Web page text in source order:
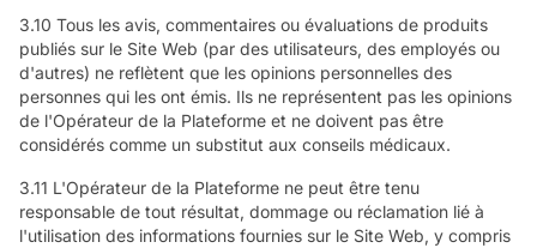
3.10 Tous les avis, commentaires ou évaluations de produits
publiés sur le Site Web (par des utilisateurs, des employés ou
d'autres) ne reflètent que les opinions personnelles des
personnes qui les ont émis. Ils ne représentent pas les opinions
de l'Opérateur de la Plateforme et ne doivent pas être
considérés comme un substitut aux conseils médicaux.
3.11 L'Opérateur de la Plateforme ne peut être tenu
responsable de tout résultat, dommage ou réclamation lié à
l'utilisation des informations fournies sur le Site Web, y compris